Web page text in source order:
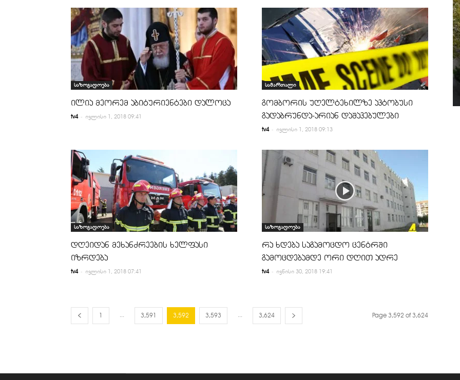
საზოგადოება
ილია მეორემ აბიტურიენტები დალოცა
tv4 - ივლისი 1, 2018 09:41
სამართალი
გომბორის უღელტეხილზე ავტობუსი
გადაბრუნდა-არიან დაშავებულები
tv4 - ივლისი 1, 2018 09:13
საზოგადოება
დღეიდან მეხანძრეების ხელფასი
იზრდება
tv4 - ივლისი 1, 2018 07:41
საზოგადოება
რა ხდება საგამოცდო ცენტრში
გამოცდებამდე ორი დღით ადრე
tv4 - ივნისი 30, 2018 19:41
1 ... 3,591 3,592 3,593 ... 3,624 Page 3,592 of 3,624